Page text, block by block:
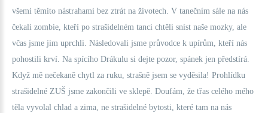
všemi těmito nástrahami bez ztrát na životech. V tanečním sále na nás
čekali zombie, kteří po strašidelném tanci chtěli sníst naše mozky, ale
včas jsme jim uprchli. Následovali jsme průvodce k upírům, kteří nás
pohostili krví. Na spícího Drákulu si dejte pozor, spánek jen předstírá.
Když mě nečekaně chytl za ruku, strašně jsem se vyděsila! Prohlídku
strašidelné ZUŠ jsme zakončili ve sklepě. Doufám, že třas celého mého
těla vyvolal chlad a zima, ne strašidelné bytosti, které tam na nás